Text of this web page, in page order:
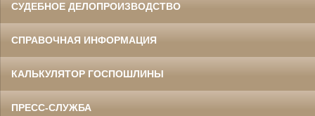
СУДЕБНОЕ ДЕЛОПРОИЗВОДСТВО
СПРАВОЧНАЯ ИНФОРМАЦИЯ
КАЛЬКУЛЯТОР ГОСПОШЛИНЫ
ПРЕСС-СЛУЖБА